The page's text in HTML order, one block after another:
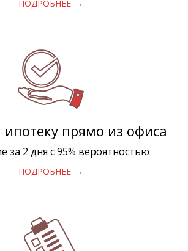
ПОДРОБНЕЕ →
ипотеку прямо из офиса
за 2 дня с 95% вероятностью
ПОДРОБНЕЕ →